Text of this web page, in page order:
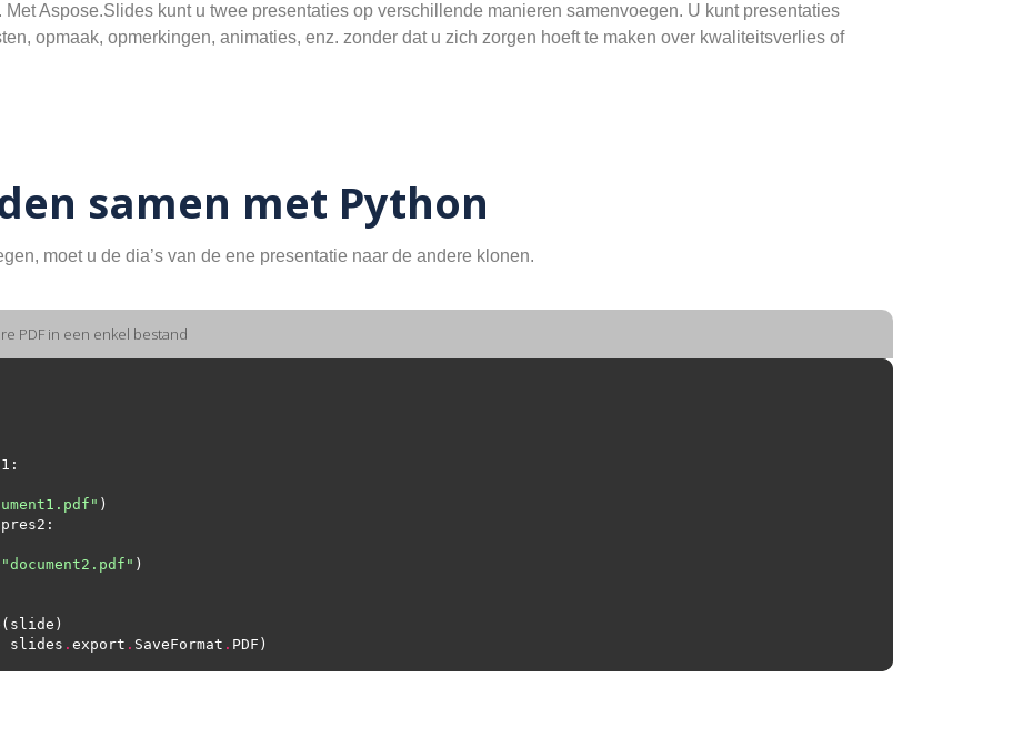
Aspose.Slides kunt u twee presentaties op verschillende manieren samenvoegen. U kunt presentaties
opmaak, opmerkingen, animaties, enz. zonder dat u zich zorgen hoeft te maken over kwaliteitsverlies of
samen met Python
moet u de dia’s van de ene presentatie naar de andere klonen.
PDF in een enkel bestand
"document2.pdf"
slides . export . SaveFormat .